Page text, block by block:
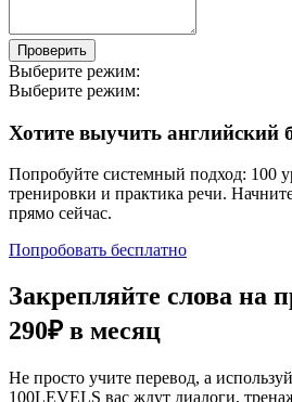
Проверить
Выберите режим:
Выберите режим:
Хотите выучить английский
Попробуйте системный подход: 100
тренировки и практика речи.
прямо сейчас.
Попробовать бесплатно
Закрепляйте слова на
290₽ в месяц
Не просто учите перевод, а
100LEVELS вас ждут диалоги,